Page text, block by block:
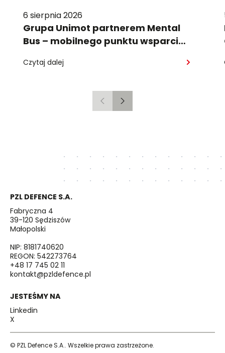
6 sierpnia 2026
Grupa Unimot partnerem Mental
Bus – mobilnego punktu wsparcia
Czytaj dalej
PoprzedniNastępny
PZL DEFENCE S.A.
Fabryczna 4
39-120 Sędziszów
Małopolski
NIP: 8181740620
REGON: 542273764
+48 17 745 02 11
kontakt@pzldefence.pl
JESTEŚMY NA
Linkedin
X
© PZL Defence S.A.. Wszelkie prawa zastrzeżone.